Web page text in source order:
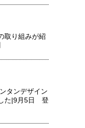
取り組みが紹
タンデザイン
た|9月5日 登